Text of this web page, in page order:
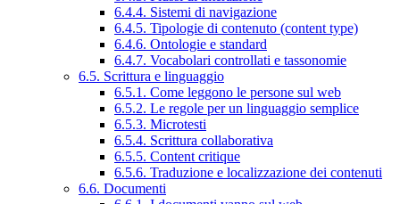
6.4.4. Sistemi di navigazione
6.4.5. Tipologie di contenuto (content type)
6.4.6. Ontologie e standard
6.4.7. Vocabolari controllati e tassonomie
6.5. Scrittura e linguaggio
6.5.1. Come leggono le persone sul web
6.5.2. Le regole per un linguaggio semplice
6.5.3. Microtesti
6.5.4. Scrittura collaborativa
6.5.5. Content critique
6.5.6. Traduzione e localizzazione dei contenuti
6.6. Documenti